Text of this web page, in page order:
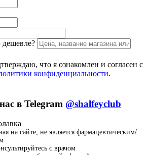
дешевле?
что я ознакомлен и согласен с
конфиденциальности.
в Telegram @shalfeyclub
на сайте, не является фармацевтическим/
с врачом